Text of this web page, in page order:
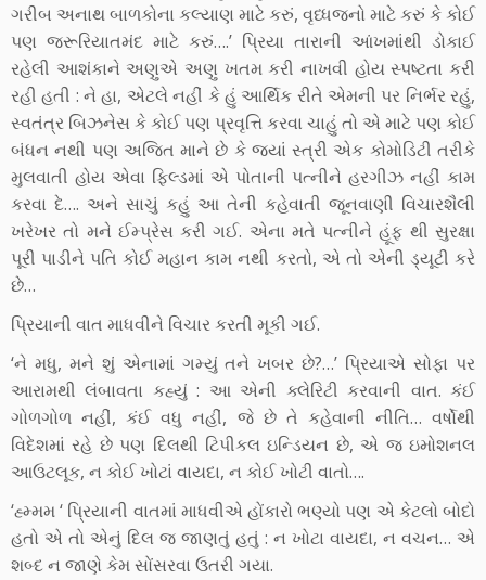
ગરીબ અનાથ બાળકોના કલ્યાણ માટે કરું, વૃધ્ધજનો માટે કરું કે કોઈ
પણ જરૂરિયાતમંદ માટે કરું….’ પ્રિયા તારાની આંખમાંથી ડોકાઈ
રહેલી આશંકાને અણુએ અણુ ખતમ કરી નાખવી હોય સ્પષ્ટતા કરી
રહી હતી : ને હા, એટલે નહીં કે હું આર્થિક રીતે એમની પર નિર્ભર રહું,
સ્વતંત્ર બિઝનેસ કે કોઈ પણ પ્રવૃત્તિ કરવા ચાહું તો એ માટે પણ કોઈ
બંધન નથી પણ અજિત માને છે કે જ્યાં સ્ત્રી એક કોમોડિટી તરીકે
મુલવાતી હોય એવા ફિલ્ડમાં એ પોતાની પત્નીને હરગીઝ નહીં કામ
કરવા દે…. અને સાચું કહું આ તેની કહેવાતી જૂનવાણી વિચારશૈલી
ખરેખર તો મને ઈમ્પ્રેસ કરી ગઈ. એના મતે પત્નીને હૂંફ થી સુરક્ષા
પૂરી પાડીને પતિ કોઈ મહાન કામ નથી કરતો, એ તો એની ડ્યૂટી કરે
છે…
પ્રિયાની વાત માધવીને વિચાર કરતી મૂકી ગઈ.
‘ને મધુ, મને શું એનામાં ગમ્યું તને ખબર છે?…’ પ્રિયાએ સોફા પર
આરામથી લંબાવતા કહ્યું : આ એની ક્લેરિટી કરવાની વાત. કંઈ
ગોળગોળ નહીં, કંઈ વધુ નહીં, જે છે તે કહેવાની નીતિ… વર્ષોથી
વિદેશમાં રહે છે પણ દિલથી ટિપીકલ ઇન્ડિયન છે, એ જ ઇમોશનલ
આઉટલૂક, ન કોઈ ખોટાં વાયદા, ન કોઈ ખોટી વાતો….
‘હ્મ્મમ ‘ પ્રિયાની વાતમાં માધવીએ હોંકારો ભણ્યો પણ એ કેટલો બોદો
હતો એ તો એનું દિલ જ જાણતું હતું : ન ખોટા વાયદા, ન વચન… એ
શબ્દ ન જાણે કેમ સોંસરવા ઉતરી ગયા.